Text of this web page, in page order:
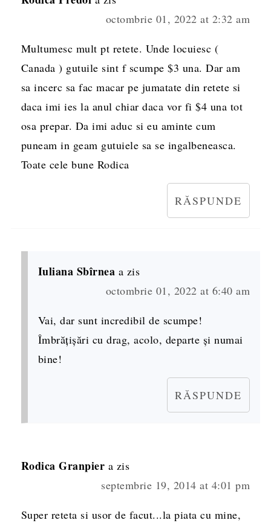
octombrie 01, 2022 at 2:32 am
Multumesc mult pt retete. Unde locuiesc (
Canada ) gutuile sint f scumpe $3 una. Dar am
sa incerc sa fac macar pe jumatate din retete si
daca imi ies la anul chiar daca vor fi $4 una tot
osa prepar. Da imi aduc si eu aminte cum
puneam in geam gutuiele sa se ingalbeneasca.
Toate cele bune Rodica
RĂSPUNDE
Iuliana Sbîrnea a zis
octombrie 01, 2022 at 6:40 am
Vai, dar sunt incredibil de scumpe!
Îmbrățișări cu drag, acolo, departe și numai
bine!
RĂSPUNDE
Rodica Granpier a zis
septembrie 19, 2014 at 4:01 pm
Super reteta si usor de facut...la piata cu mine,